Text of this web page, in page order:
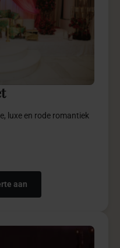
luxe en rode romantiek
aan